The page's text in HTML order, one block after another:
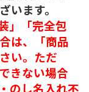
います。
」「完全包
は、「商品
い。ただ
きない場合
のし名入れ不